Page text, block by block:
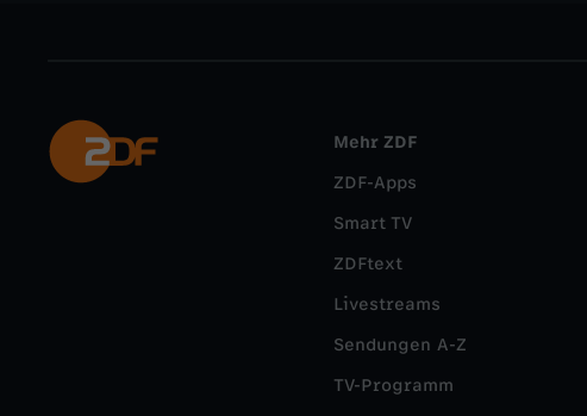
Mehr ZDF
ZDF-Apps
Smart TV
ZDFtext
Livestreams
Sendungen A-Z
TV-Programm